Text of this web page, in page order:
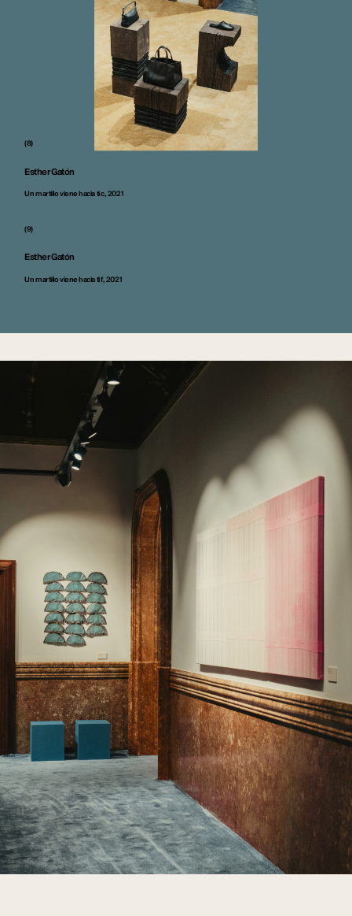
(8)
Esther Gatón
Un martillo viene hacia ti c, 2021
(9)
Esther Gatón
Un martillo viene hacia ti f, 2021